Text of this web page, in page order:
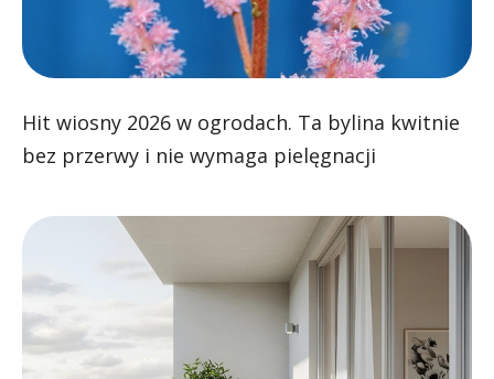
Hit wiosny 2026 w ogrodach. Ta bylina kwitnie
bez przerwy i nie wymaga pielęgnacji